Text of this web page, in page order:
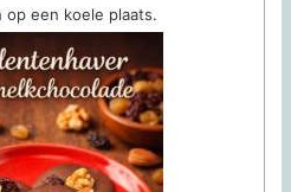
op een koele plaats.